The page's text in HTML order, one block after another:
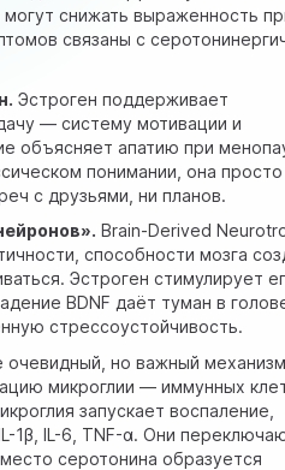
снижать выраженность
связаны с
Эстроген поддерживает
— систему мотивации и
объясняет апатию при
понимании, она
с друзьями, ни планов.
Brain-Derived
способности мозга
Эстроген стимулирует
BDNF даёт туман в
стрессоустойчивость.
очевидный, но важный
микроглии — иммунных
запускает воспаление,
1β, IL-6, TNF-α. Они
серотонина образуется